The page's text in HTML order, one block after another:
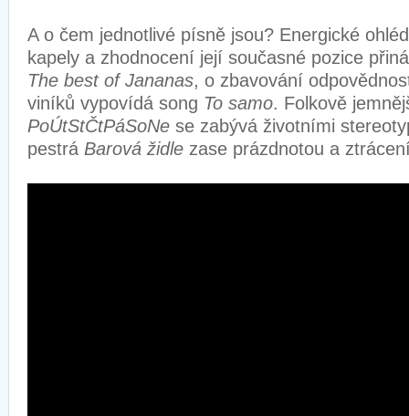
A o čem jednotlivé písně jsou? Energické
kapely a zhodnocení její současné pozice
The best of Jananas, o zbavování
viníků vypovídá song To samo. Folkově
PoÚtStČtPáSoNe se zabývá životními
pestrá Barová židle zase prázdnotou a